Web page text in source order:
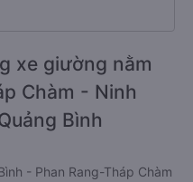
xe giường nằm
Chàm - Ninh
Bình
- Phan Rang-Tháp Chàm